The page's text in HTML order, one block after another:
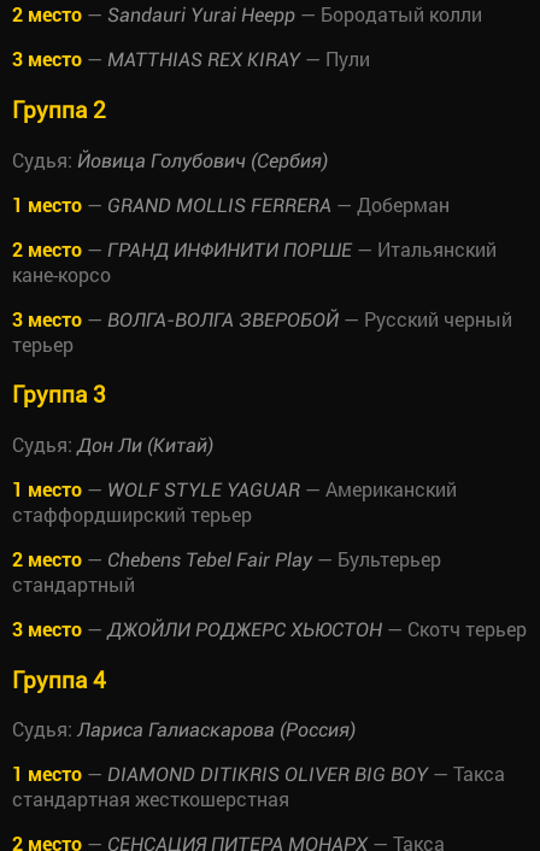
2 место — Sandauri Yurai Heepp — Бородатый колли
3 место — MATTHIAS REX KIRAY— Пули
Группа 2
Судья: Йовица Голубович (Сербия)
1 место — GRAND MOLLIS FERRERA — Доберман
2 место — ГРАНД ИНФИНИТИ ПОРШЕ — Итальянский
кане-корсо
3 место — ВОЛГА-ВОЛГА ЗВЕРОБОЙ — Русский черный
терьер
Группа 3
Судья: Дон Ли (Китай)
1 место — WOLF STYLE YAGUAR — Американский
стаффордширский терьер
2 место — Chebens Tebel Fair Play — Бультерьер
стандартный
3 место — ДЖОЙЛИ РОДЖЕРС ХЬЮСТОН — Скотч терьер
Группа 4
Судья: Лариса Галиаскарова (Россия)
1 место — DIAMOND DITIKRIS OLIVER BIG BOY— Такса
стандартная жесткошерстная
2 место — СЕНСАЦИЯ ПИТЕРА МОНАРХ— Такса